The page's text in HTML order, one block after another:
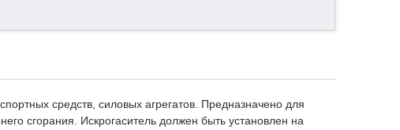
средств, силовых агрегатов. Предназначено для
сгорания. Искрогаситель должен быть установлен на